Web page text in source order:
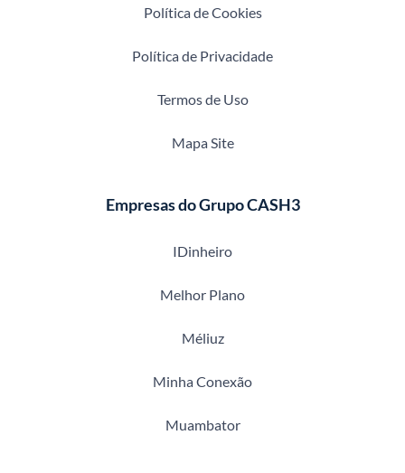
Política de Cookies
Política de Privacidade
Termos de Uso
Mapa Site
Empresas do Grupo CASH3
IDinheiro
Melhor Plano
Méliuz
Minha Conexão
Muambator